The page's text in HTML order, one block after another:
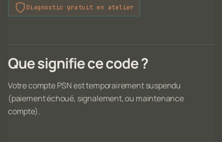
Diagnostic gratuit en atelier
Que signifie ce code ?
Votre compte PSN est temporairement suspendu
(paiement échoué, signalement, ou maintenance
compte).